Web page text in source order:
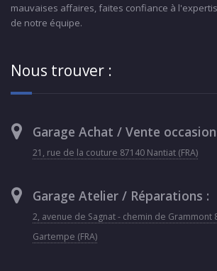
mauvaises affaires, faites confiance à
de notre équipe.
Nous trouver :
Garage Achat / Vente
21, rue de la couture 87140 Nantiat (FRA)
Garage Atelier / Réparations :
2, avenue de Sagnat - chemin de Grammont
Gartempe (FRA)